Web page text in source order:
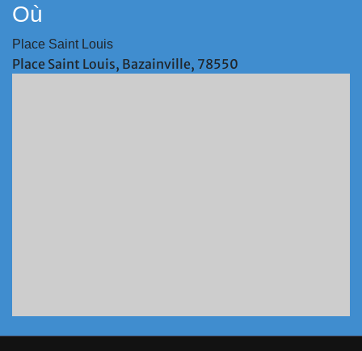
Où
Place Saint Louis
Place Saint Louis, Bazainville, 78550